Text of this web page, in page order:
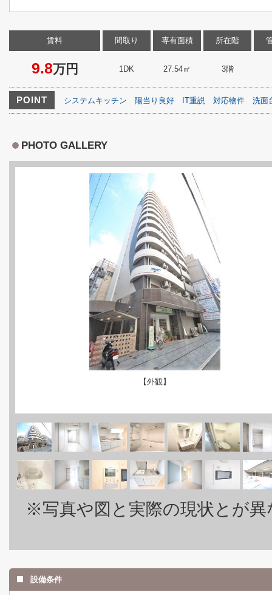
賃料
9.8万円
間取り
1DK
専有面積
27.54㎡
所在階
3階
POINT システムキッチン 陽当り良好 IT重説 対応物件 洗面
PHOTO GALLERY
【外観】
※写真や図と実際の現状とが
設備条件